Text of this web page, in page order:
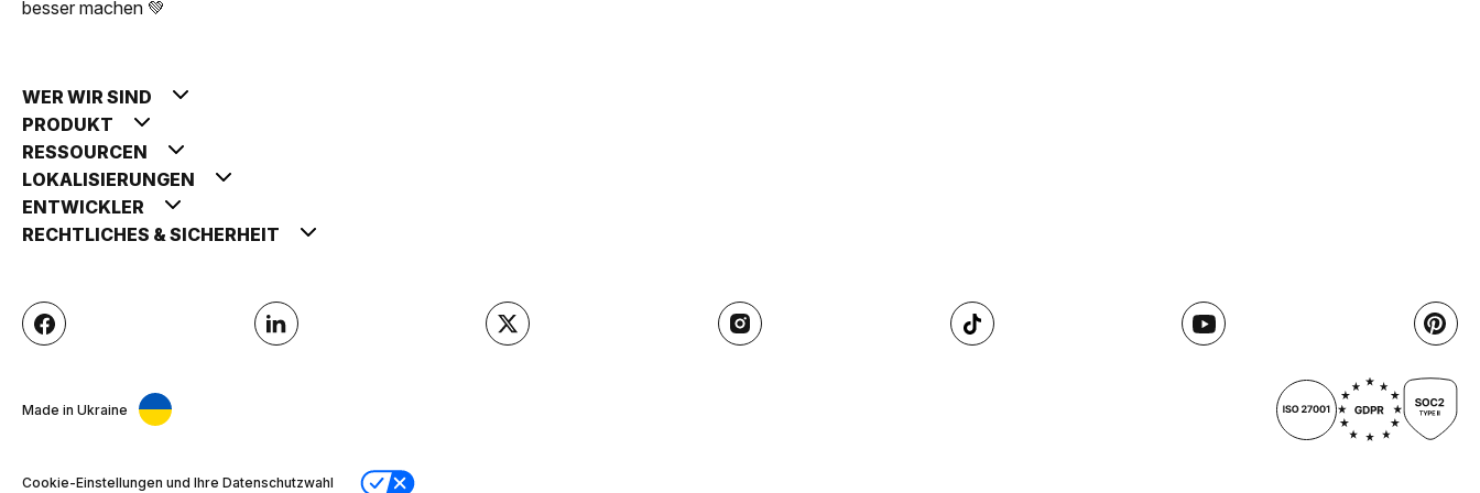
besser machen 💚
WER WIR SIND
PRODUKT
RESSOURCEN
LOKALISIERUNGEN
ENTWICKLER
RECHTLICHES & SICHERHEIT
Made in Ukraine
Cookie-Einstellungen und Ihre Datenschutzwahl